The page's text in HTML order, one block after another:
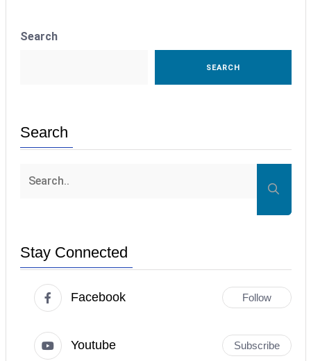
Search
SEARCH
Search
Stay Connected
Facebook Follow
Youtube Subscribe